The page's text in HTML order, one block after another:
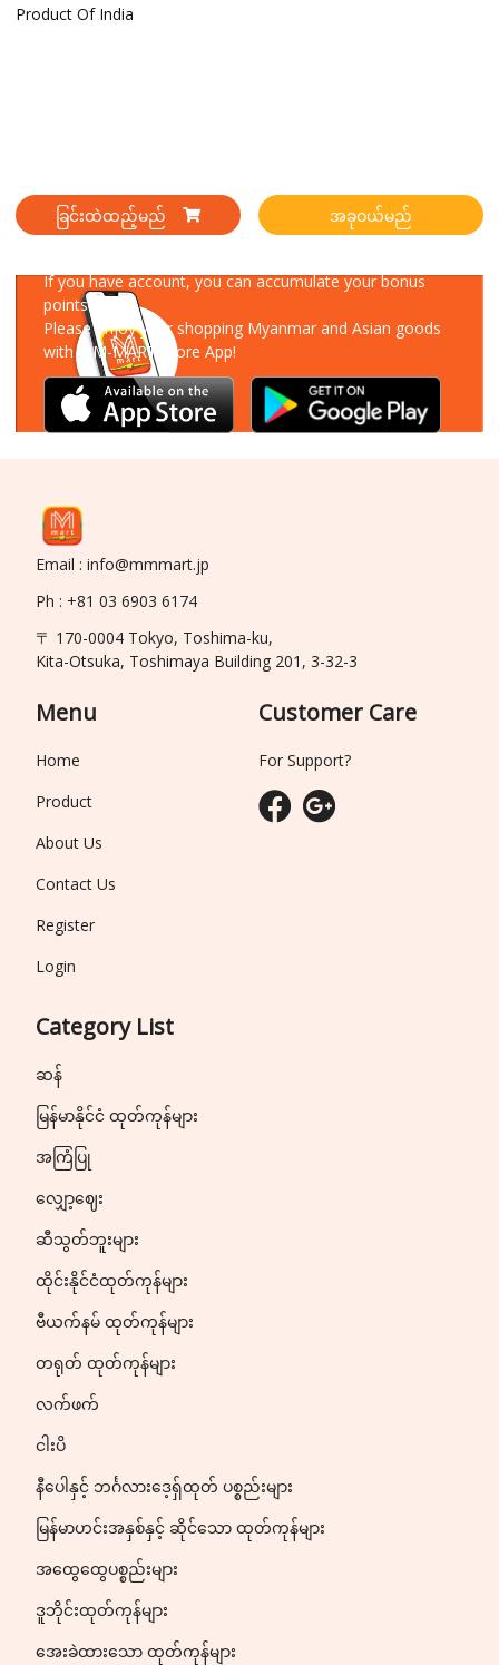
Product Of India
ခြင်းထဲထည့်မည် အခုဝယ်မည်
If you have account, you can accumulate your bonus
points!
Please enjoy your shopping Myanmar and Asian goods
with MM-MART Store App!
Email : info@mmmart.jp
Ph : +81 03 6903 6174
〒 170-0004 Tokyo, Toshima-ku,
Kita-Otsuka, Toshimaya Building 201, 3-32-3
Menu
Home
Product
About Us
Contact Us
Register
Login
Category List
ဆန်
မြန်မာနိုင်ငံ ထုတ်ကုန်များ
အကြံပြု
လျှော့ဈေး
ဆီသွတ်ဘူးများ
ထိုင်းနိုင်ငံထုတ်ကုန်များ
ဗီယက်နမ် ထုတ်ကုန်များ
တရုတ် ထုတ်ကုန်များ
လက်ဖက်
ငါးပိ
နီပေါနှင့် ဘင်္ဂလားဒေ့ရှ်ထုတ် ပစ္စည်းများ
မြန်မာဟင်းအနှစ်နှင့် ဆိုင်သော ထုတ်ကုန်များ
အထွေထွေပစ္စည်းများ
ဒူဘိုင်းထုတ်ကုန်များ
အေးခဲထားသော ထုတ်ကုန်များ
Customer Care
For Support?